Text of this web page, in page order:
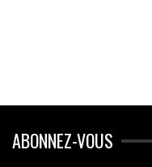
ABONNEZ-VOUS